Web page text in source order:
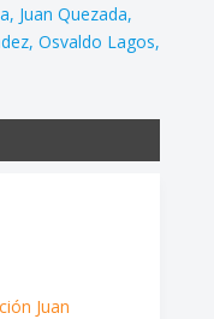
Juan Quezada
Osvaldo Lagos
Juan